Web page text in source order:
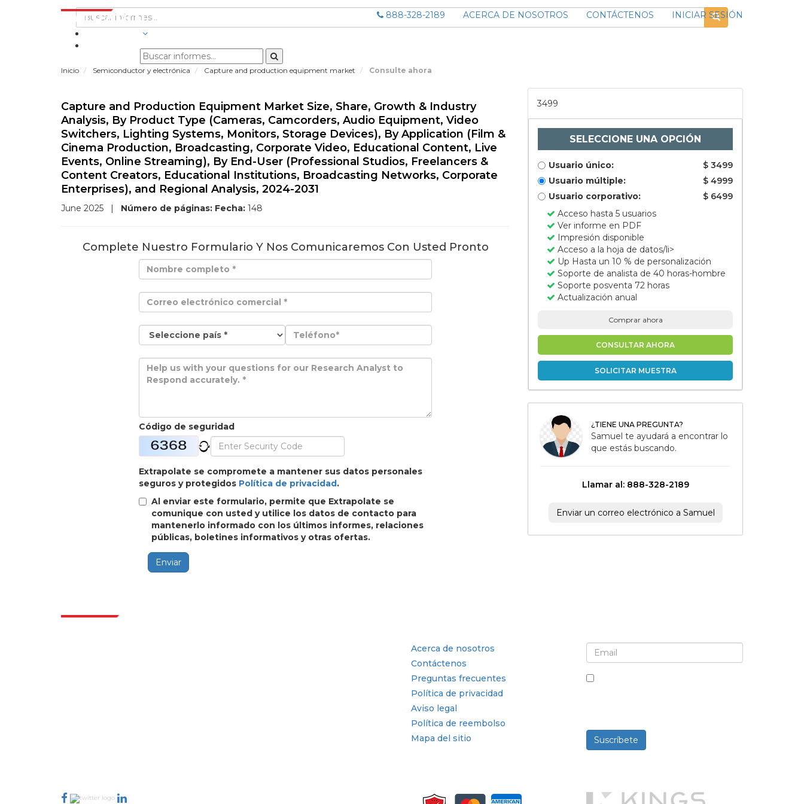
888-328-2189 ACERCA DE NOSOTROS CONTÁCTENOS
INICIAR SESIÓN
Inicio Semiconductor y electrónica Capture and production equipment market Consulte ahora
Capture and Production Equipment Market Size, Share, Growth & Industry
Analysis, By Product Type (Cameras, Camcorders, Audio Equipment, Video
Switchers, Lighting Systems, Monitors, Storage Devices), By Application (Film &
Cinema Production, Broadcasting, Corporate Video, Educational Content, Live
Events, Online Streaming), By End-User (Professional Studios, Freelancers &
Content Creators, Educational Institutions, Broadcasting Networks, Corporate
Enterprises), and Regional Analysis, 2024-2031
June 2025 | Número de páginas: Fecha: 148
Complete Nuestro Formulario Y Nos Comunicaremos Con Usted Pronto
Código de seguridad
Extrapolate se compromete a mantener sus datos personales
seguros y protegidos Política de privacidad.
Al enviar este formulario, permite que Extrapolate se
comunique con usted y utilice los datos de contacto para
mantenerlo informado con los últimos informes, relaciones
públicas, boletines informativos y otras ofertas.
Enviar
3499
SELECCIONE UNA OPCIÓN
Usuario único:
$ 3499
Usuario múltiple:
$ 4999
Usuario corporativo:
$ 6499
Acceso hasta 5 usuarios
Ver informe en PDF
Impresión disponible
Acceso a la hoja de datos/li>
Up Hasta un 10 % de personalización
Soporte de analista de 40 horas-hombre
Soporte posventa 72 horas
Actualización anual
Comprar ahora
CONSULTAR AHORA
SOLICITAR MUESTRA
¿TIENE UNA PREGUNTA?
Samuel te ayudará a encontrar lo
que estás buscando.
Llamar al: 888-328-2189
Enviar un correo electrónico a Samuel
Acerca de nosotros
Contáctenos
Preguntas frecuentes
Política de privacidad
Aviso legal
Política de reembolso
Mapa del sitio
Suscríbete